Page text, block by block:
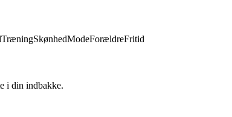
TræningSkønhedModeForældreFritid
i din indbakke.